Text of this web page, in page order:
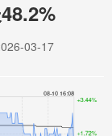
03-17